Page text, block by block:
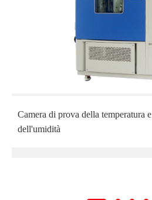
Camera di prova della temperatura e
dell'umidità